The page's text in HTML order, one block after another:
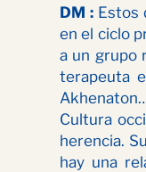
DM : Estos
en el ciclo
a un grupo
terapeuta
Cultura
herencia.
hay una